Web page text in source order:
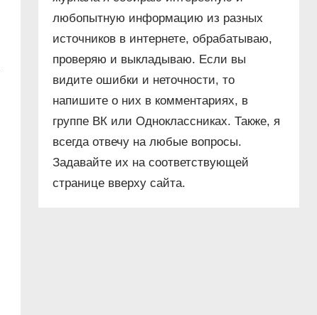
любопытную информацию из разных
источников в интернете, обрабатываю,
проверяю и выкладываю. Если вы
видите ошибки и неточности, то
напишите о них в комментариях, в
группе ВК или Одноклассниках. Также, я
всегда отвечу на любые вопросы.
Задавайте их на соответствующей
странице вверху сайта.